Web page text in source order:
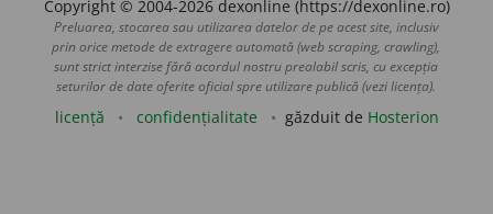
Copyright © 2004-2026 dexonline (https://dexonline.ro)
Preluarea, stocarea sau utilizarea datelor de pe acest site, inclusiv
prin orice metode de extragere automată (web scraping, crawling),
sunt strict interzise fără acordul nostru prealabil scris, cu excepția
seturilor de date oferite oficial spre utilizare publică (vezi licența).
licență confidențialitate găzduit de Hosterion